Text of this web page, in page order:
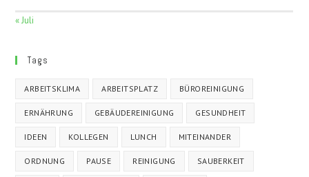
« Juli
Tags
ARBEITSKLIMA ARBEITSPLATZ BÜROREINIGUNG
ERNÄHRUNG GEBÄUDEREINIGUNG GESUNDHEIT
IDEEN KOLLEGEN LUNCH MITEINANDER
ORDNUNG PAUSE REINIGUNG SAUBERKEIT